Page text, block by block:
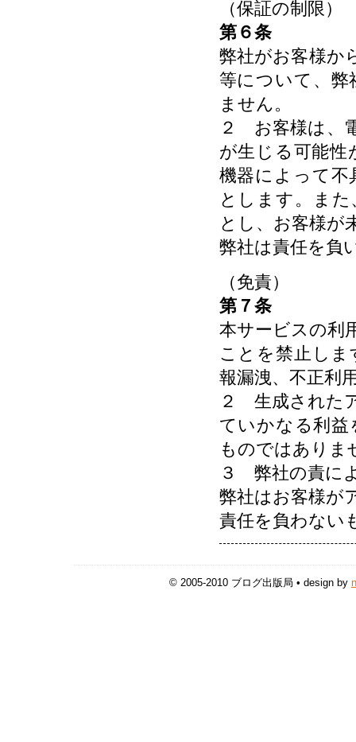
（保証の制限）
第６条
弊社がお客様か
等について、弊
ません。
２ お客様は、
が生じる可能
機器によって不
とします。ま
とし、お客様が
弊社は責任を負
（免責）
第７条
本サービスの利
ことを禁止し
報漏洩、不正利
２ 生成された
ていかなる利
ものではありま
３ 弊社の責に
弊社はお客様が
責任を負わない
© 2005-2010 ブログ出版局 • design by